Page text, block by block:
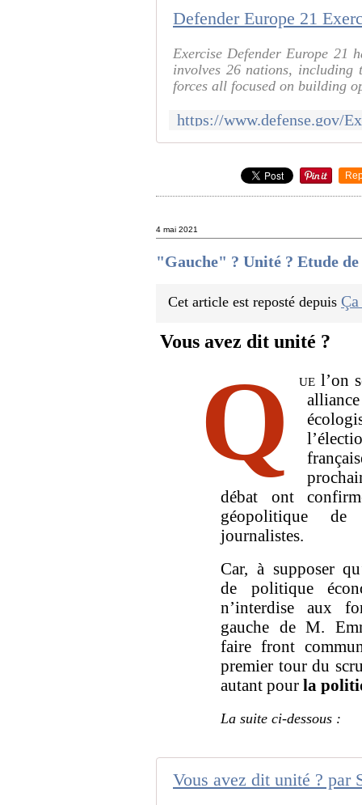
Exercise Defender Europe 21
involves 26 nations, including
forces all focused on building
4 mai 2021
"Gauche" ? Unité ? Etude
Cet article est reposté depuis
Vous avez dit unité ?
Q uel’on
débat ont
géopolitique
journalistes.
Car, à supposer
de politique
n’interdise aux
gauche de M.
faire front
premier tour du
autant pourla
La suite ci-dessous :
Vous avez dit unité ? par